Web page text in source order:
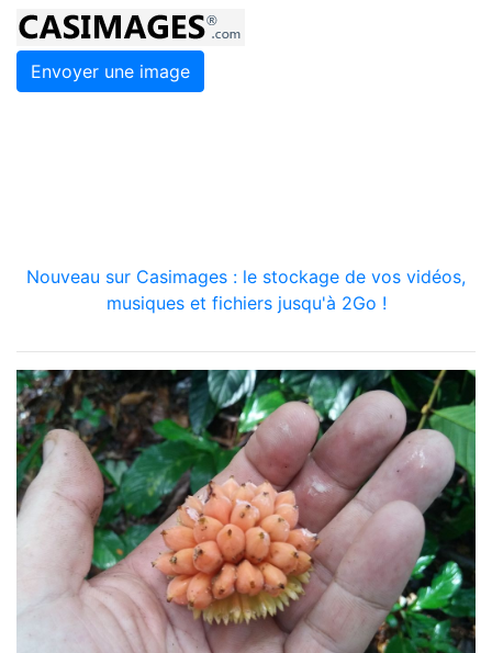
Envoyer une image
Nouveau sur Casimages : le stockage de vos vidéos,
musiques et fichiers jusqu'à 2Go !